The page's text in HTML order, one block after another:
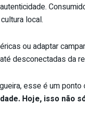
local.
ou adaptar
desconectadas da
esse é um ponto
Hoje, isso não